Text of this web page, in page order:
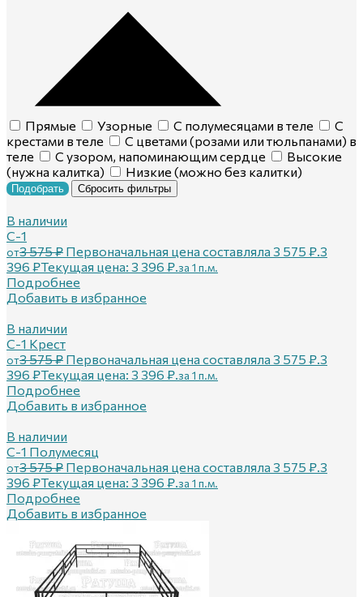
Прямые Узорные С полумесяцами в теле
С
крестами в теле
С цветами (розами или тюльпанами) в
теле
С узором, напоминающим сердце
Высокие
(нужна калитка)
Низкие (можно без калитки)
Подобрать Сбросить фильтры
В наличии
С-1
от3 575₽ Первоначальная цена составляла 3 575 ₽.3
396 ₽Текущая цена: 3 396 ₽.за 1 п.м.
Подробнее
Добавить в избранное
В наличии
С-1 Крест
от3 575₽ Первоначальная цена составляла 3 575 ₽.3
396 ₽Текущая цена: 3 396 ₽.за 1 п.м.
Подробнее
Добавить в избранное
В наличии
С-1 Полумесяц
от3 575₽ Первоначальная цена составляла 3 575 ₽.3
396 ₽Текущая цена: 3 396 ₽.за 1 п.м.
Подробнее
Добавить в избранное